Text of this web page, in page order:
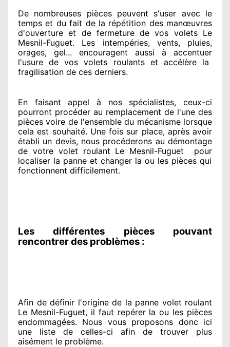
De nombreuses pièces peuvent s'user avec le
temps et du fait de la répétition des manœuvres
d'ouverture et de fermeture de vos volets Le
Mesnil-Fuguet. Les intempéries, vents, pluies,
orages, gel... encouragent aussi à accentuer
l'usure de vos volets roulants et accélère la
fragilisation de ces derniers.
En faisant appel à nos spécialistes, ceux-ci
pourront procéder au remplacement de l'une des
pièces voire de l'ensemble du mécanisme lorsque
cela est souhaité. Une fois sur place, après avoir
établi un devis, nous procéderons au démontage
de votre volet roulant Le Mesnil-Fuguet
pour
localiser la panne et changer la ou les pièces qui
fonctionnent difficilement.
Les différentes pièces pouvant
rencontrer des problèmes :
Afin de définir l'originede la panne volet roulant
Le Mesnil-Fuguet, il faut repérerla ou les pièces
endommagées. Nous vous proposons donc ici
une liste de celles-ci afin de trouver plus
aisément le problème.